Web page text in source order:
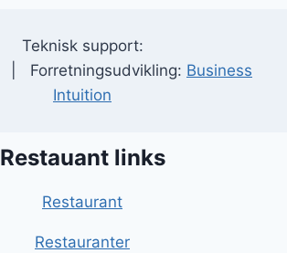
Teknisk support:
| Forretningsudvikling: Business
Intuition
Restauant links
Restaurant
Restauranter